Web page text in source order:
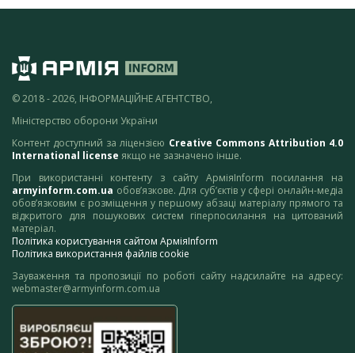
© 2018 - 2026, ІНФОРМАЦІЙНЕ АГЕНТСТВО,
Міністерство оборони України
Контент доступний за ліцензією Creative Commons Attribution 4.0
International license якщо не зазначено інше.
При використанні контенту з сайту АрміяInform посилання на
armyinform.com.ua обов’язкове. Для суб’єктів у сфері онлайн-медіа
обов’язковим є розміщення у першому абзаці матеріалу прямого та
відкритого для пошукових систем гіперпосилання на цитований
матеріал.
Політика користування сайтом АрміяInform
Політика використання файлів cookie
Зауваження та пропозиції по роботі сайту надсилайте на адресу:
webmaster@armyinform.com.ua